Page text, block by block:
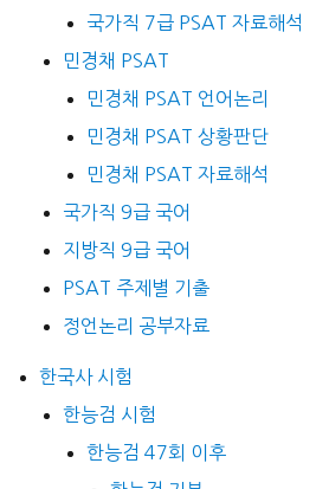
국가직 7급 PSAT 자료해석
민경채 PSAT
민경채 PSAT 언어논리
민경채 PSAT 상황판단
민경채 PSAT 자료해석
국가직 9급 국어
지방직 9급 국어
PSAT 주제별 기출
정언논리 공부자료
한국사 시험
한능검 시험
한능검 47회 이후